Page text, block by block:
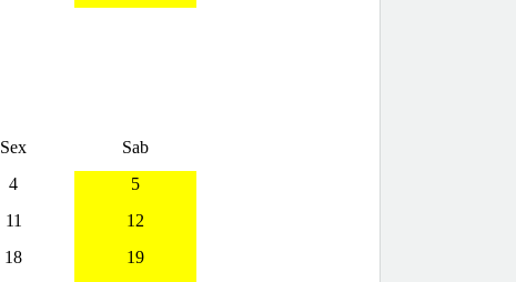
Sex
Sab
4
5
11
12
18
19